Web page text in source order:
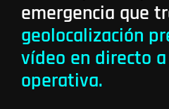
emergencia que
geolocalización
vídeo en directo
operativa.